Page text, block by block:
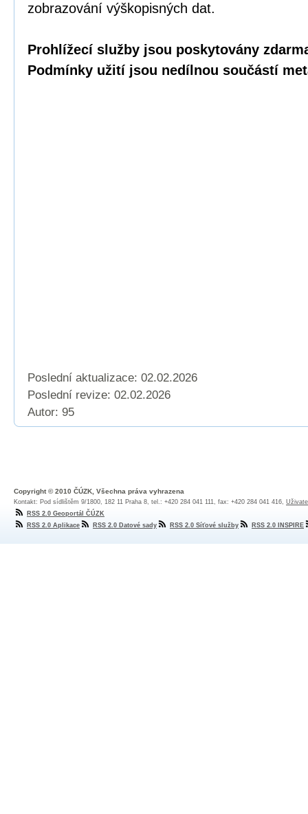
zobrazování výškopisných dat.
Prohlížecí služby jsou poskytovány
Podmínky užití jsou nedílnou součástí
Poslední aktualizace: 02.02.2026
Poslední revize: 02.02.2026
Autor: 95
Copyright © 2010 ČÚZK, Všechna práva vyhrazena
Kontakt: Pod sídlištěm 9/1800, 182 11 Praha 8, tel.: +420 284 041 111, fax: +420 284 041 416,
RSS 2.0 Geoportál ČÚZK
RSS 2.0 Aplikace
RSS 2.0 Datové sady RSS 2.0 Síťové služby RSS 2.0 INSPIRE